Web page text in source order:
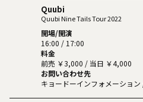
Quubi
Quubi Nine Tails Tour 2022
開場/開演
16:00 / 17:00
料金
前売 ￥3,000 / 当日 ￥4,000
お問い合わせ先
キョードーインフォメーション